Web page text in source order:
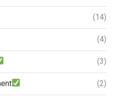
(14)
(4)
(3)
(2)